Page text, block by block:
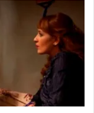
يوسف:
"السبع
وصايا"
وضعها